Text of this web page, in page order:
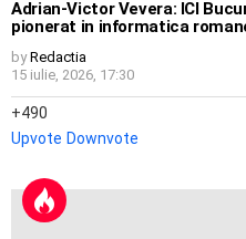
Adrian-Victor Vevera: ICI
pionerat in informatica
by Redactia
15 iulie, 2026, 17:30
490
Upvote Downvote